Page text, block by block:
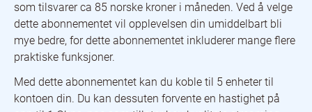
som tilsvarer ca 85 norske kroner i måneden. Ved å velge
dette abonnementet vil opplevelsen din umiddelbart bli
mye bedre, for dette abonnementet inkluderer mange flere
praktiske funksjoner.
Med dette abonnementet kan du koble til 5 enheter til
kontoen din. Du kan dessuten forvente en hastighet på